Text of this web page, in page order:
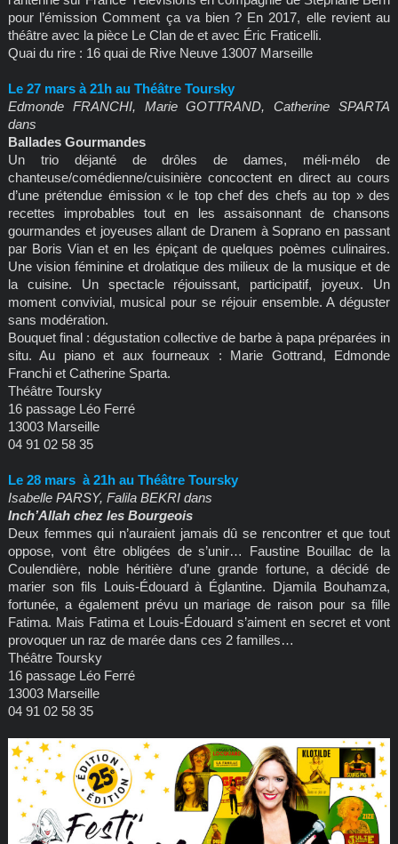
pour l’émission Comment ça va bien ? En 2017, elle revient au
théâtre avec la pièce Le Clan de et avec Éric Fraticelli.
Quai du rire : 16 quai de Rive Neuve 13007 Marseille
Le 27 mars à 21h au Théâtre Toursky
Edmonde FRANCHI, Marie GOTTRAND, Catherine SPARTA
dans
Ballades Gourmandes
Un trio déjanté de drôles de dames, méli-mélo de
chanteuse/comédienne/cuisinière concoctent en direct au cours
d’une prétendue émission « le top chef des chefs au top » des
recettes improbables tout en les assaisonnant de chansons
gourmandes et joyeuses allant de Dranem à Soprano en passant
par Boris Vian et en les épiçant de quelques poèmes culinaires.
Une vision féminine et drolatique des milieux de la musique et de
la cuisine. Un spectacle réjouissant, participatif, joyeux. Un
moment convivial, musical pour se réjouir ensemble. A déguster
sans modération.
Bouquet final : dégustation collective de barbe à papa préparées in
situ. Au piano et aux fourneaux : Marie Gottrand, Edmonde
Franchi et Catherine Sparta.
Théâtre Toursky
16 passage Léo Ferré
13003 Marseille
04 91 02 58 35
Le 28 mars à 21h au Théâtre Toursky
Isabelle PARSY, Falila BEKRI dans
Inch’Allah chez les Bourgeois
Deux femmes qui n’auraient jamais dû se rencontrer et que tout
oppose, vont être obligées de s’unir… Faustine Bouillac de la
Coulendière, noble héritière d’une grande fortune, a décidé de
marier son fils Louis-Édouard à Églantine. Djamila Bouhamza,
fortunée, a également prévu un mariage de raison pour sa fille
Fatima. Mais Fatima et Louis-Édouard s’aiment en secret et vont
provoquer un raz de marée dans ces 2 familles…
Théâtre Toursky
16 passage Léo Ferré
13003 Marseille
04 91 02 58 35